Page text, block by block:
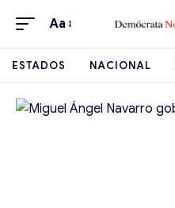
Aa
ESTADOS NACIONAL